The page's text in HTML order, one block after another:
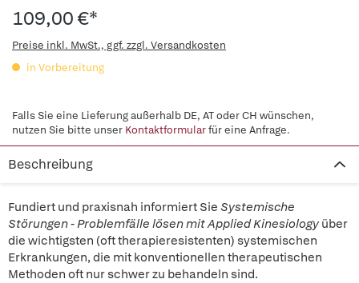
109,00 €*
Preise inkl. MwSt., ggf. zzgl. Versandkosten
in Vorbereitung
Falls Sie eine Lieferung außerhalb DE, AT oder CH wünschen,
nutzen Sie bitte unser Kontaktformularfür eine Anfrage.
Beschreibung
Fundiert und praxisnah informiert Sie Systemische
Störungen - Problemfälle lösen mit Applied Kinesiologyüber
die wichtigsten (oft therapieresistenten) systemischen
Erkrankungen, die mit konventionellen therapeutischen
Methoden oft nur schwer zu behandeln sind.